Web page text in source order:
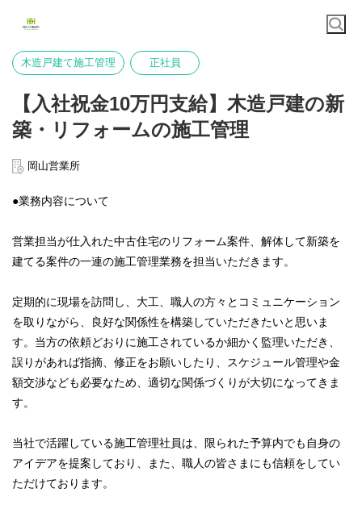
木造戸建て施工管理 正社員
【入社祝金10万円支給】木造戸建の新
築・リフォームの施工管理
岡山営業所
●業務内容について
営業担当が仕入れた中古住宅のリフォーム案件、解体して新築を
建てる案件の一連の施工管理業務を担当いただきます。
定期的に現場を訪問し、大工、職人の方々とコミュニケーション
を取りながら、良好な関係性を構築していただきたいと思いま
す。当方の依頼どおりに施工されているか細かく監理いただき、
誤りがあれば指摘、修正をお願いしたり、スケジュール管理や金
額交渉なども必要なため、適切な関係づくりが大切になってきま
す。
当社で活躍している施工管理社員は、限られた予算内でも自身の
アイデアを提案しており、また、職人の皆さまにも信頼をしてい
ただけております。